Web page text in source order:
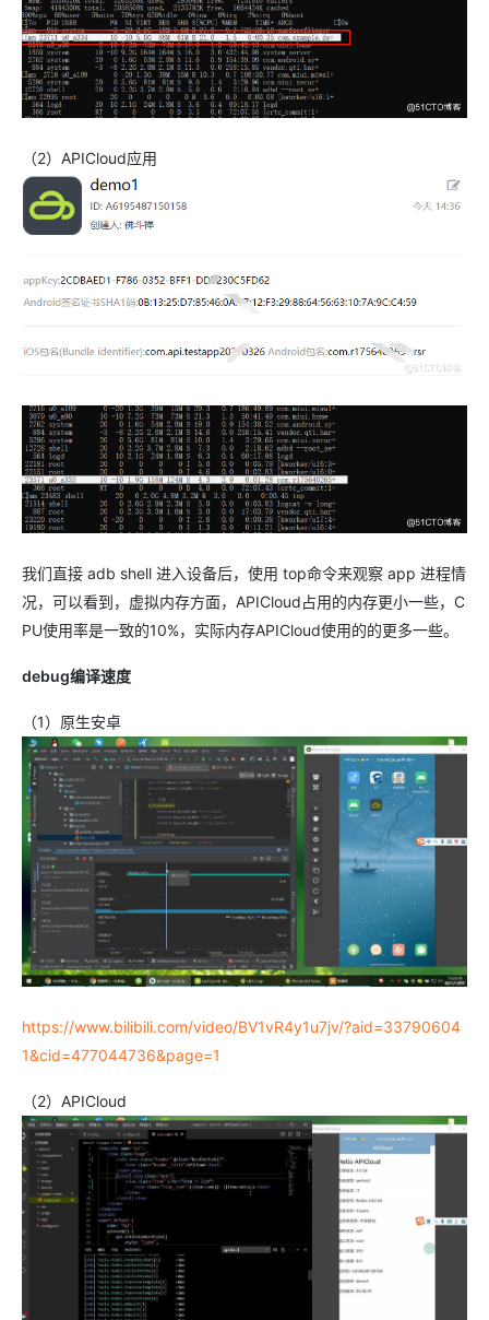
（2）APICloud应用
我们直接 adb shell 进入设备后，使用 top命令来观察 app 进程情
况，可以看到，虚拟内存方面，APICloud占用的内存更小一些，C
PU使用率是一致的10%，实际内存APICloud使用的的更多一些。
debug编译速度
（1）原生安卓
https://www.bilibili.com/video/BV1vR4y1u7jv/?aid=33790604
1&cid=477044736&page=1
（2）APICloud